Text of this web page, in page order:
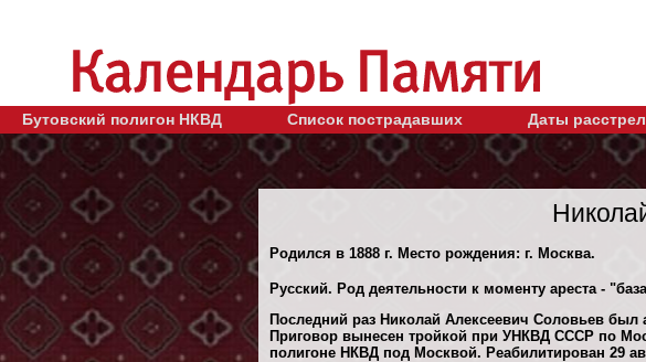
Бутовский полигон НКВД Список пострадавших Даты
Родился в 1888 г. Место рождения: г. Москва.
Русский. Род деятельности к моменту ареста -
Последний раз Николай Алексеевич Соловьев был
Приговор вынесен тройкой при УНКВД СССР по
полигоне НКВД под Москвой. Реабилитирован 29